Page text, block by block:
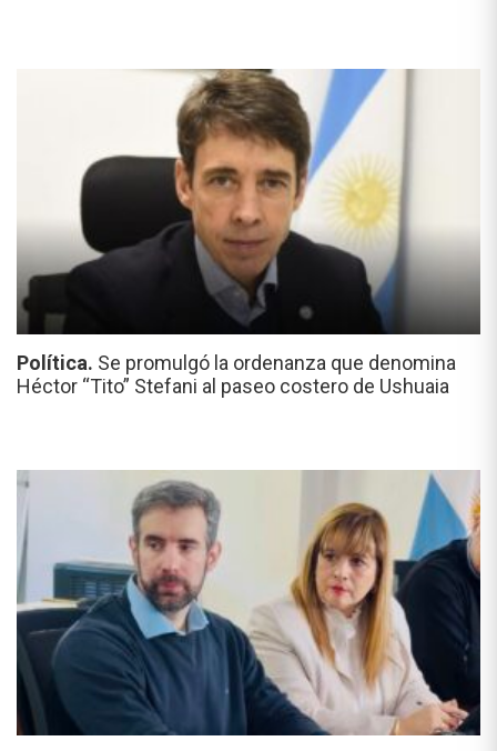
Política. Se promulgó la ordenanza que denomina
Héctor “Tito” Stefani al paseo costero de Ushuaia